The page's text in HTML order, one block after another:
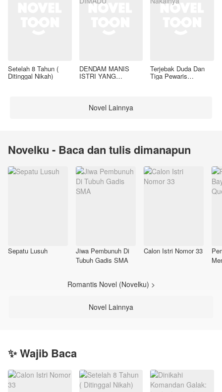
Setelah 8 Tahun (
Ditinggal Nikah)
DENDAM MANIS
ISTRI YANG
Terjebak Duda Dan
Tiga Pewaris
Novel Lainnya
Novelku - Baca dan tulis dimanapun
Sepatu Lusuh
Jiwa Pembunuh Di
Tubuh Gadis SMA
Calon Istri Nomor 33
Romantis Novel (Novelku) >
Novel Lainnya
✨ Wajib Baca